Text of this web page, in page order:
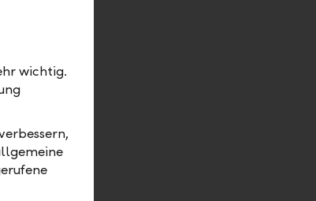
Veränderung bei
die Pensionskasse.
wichtig.